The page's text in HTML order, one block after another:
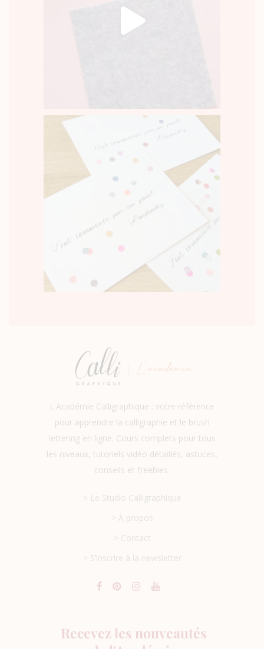
L'Académie Calligraphique : votre référence
pour apprendre la calligraphie et le brush
lettering en ligne. Cours complets pour tous
les niveaux, tutoriels vidéo détaillés, astuces,
conseils et freebies.
> Le Studio Calligraphique
> À propos
> Contact
> S’inscrire à la newsletter